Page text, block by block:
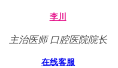
李川
主治医师 口腔医院院长
在线客服